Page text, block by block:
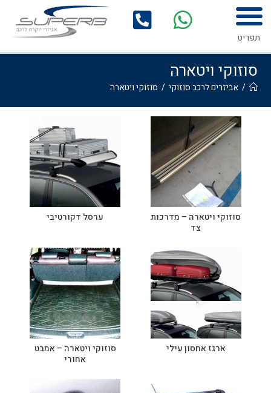
לתוכן
תפריט
סוזוקי ויטארה
/ אביזרים לרכב סוזוקי / סוזוקי ויטארה
סוזוקי ויטארה – מדרכות
צד
ערסל דקורטיבי
ארגז אחסון עילי
סוזוקי ויטארה – אמבט
אחורי